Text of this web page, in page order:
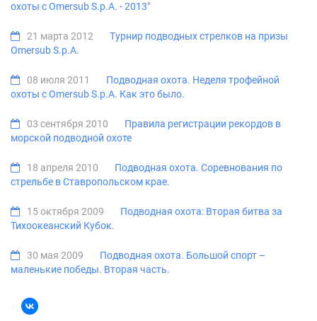
охоты с Omersub S.p.A. - 2013"
21 марта 2012
Турнир подводных стрелков на призы
Omersub S.p.A.
08 июля 2011
Подводная охота. Неделя трофейной
охоты с Omersub S.p.A. Как это было.
03 сентября 2010
Правила регистрации рекордов в
морской подводной охоте
18 апреля 2010
Подводная охота. Соревнования по
стрельбе в Ставропольском крае.
15 октября 2009
Подводная охота: Вторая битва за
Тихоокеанский Кубок.
30 мая 2009
Подводная охота. Большой спорт –
маленькие победы. Вторая часть.